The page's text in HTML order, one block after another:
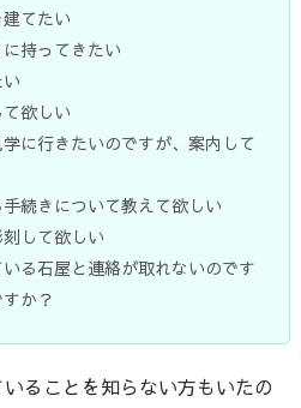
てたい
持ってきたい
欲しい
に行きたいのですが、案内して
続きについて教えて欲しい
して欲しい
る石屋と連絡が取れないのです
か？
ることを知らない方もいたの